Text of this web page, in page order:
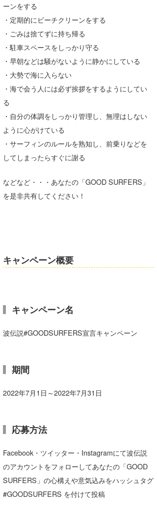
ーンをする
・定期的にビーチクリーンをする
・ごみは捨てずに持ち帰る
・駐車スペースをしっかり守る
・早朝などは騒がないように静かにしている
・大勢で海に入らない
・海で会う人には必ず挨拶をするようにしてい
る
・自分の体調をしっかり管理し、無理はしない
ように心がけている
・サーフィンのルールを熟知し、前乗りなどを
してしまったらすぐに謝る
などなど・・・あなたの「GOOD SURFERS」
を是非共有してください！
キャンペーン概要
キャンペーン名
波伝説#GOODSURFERS宣言キャンペーン
期間
2022年7月1日～2022年7月31日
応募方法
Facebook・ツイッター・Instagramにて波伝説
のアカウントをフォローしてあなたの「GOOD
SURFERS」の心構えや意気込みをハッシュタグ
#GOODSURFERS を付けて投稿
Soulman
VAGY
waka☆=
YUKI☆
たっちー
ハンマー
まっきー
上田純子
wanda
予報士 hiro.
Mr.K
chappy